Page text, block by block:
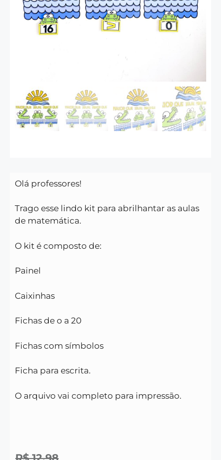
Olá professores!
Trago esse lindo kit para abrilhantar as aulas
de matemática.
O kit é composto de:
Painel
Caixinhas
Fichas de o a 20
Fichas com símbolos
Ficha para escrita.
O arquivo vai completo para impressão.